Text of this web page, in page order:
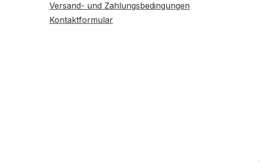
Versand- und Zahlungsbedingungen
Kontaktformular